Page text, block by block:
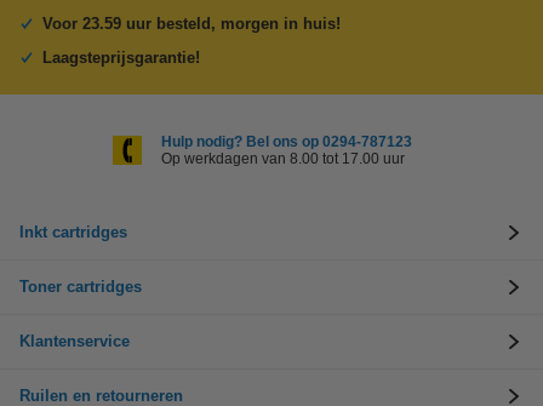
Voor 23.59 uur besteld, morgen in huis!
Laagsteprijsgarantie!
Hulp nodig? Bel ons op 0294-787123
Op werkdagen van 8.00 tot 17.00 uur
Inkt cartridges
Toner cartridges
Klantenservice
Ruilen en retourneren